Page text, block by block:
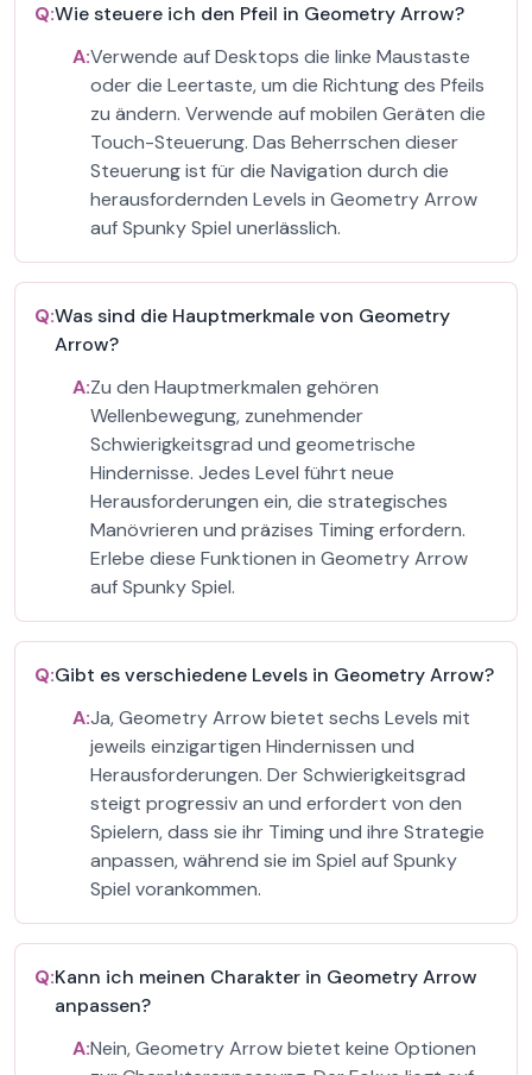
Q:Wie steuere ich den Pfeil in Geometry Arrow?
A:Verwende auf Desktops die linke Maustaste
oder die Leertaste, um die Richtung des Pfeils
zu ändern. Verwende auf mobilen Geräten die
Touch-Steuerung. Das Beherrschen dieser
Steuerung ist für die Navigation durch die
herausfordernden Levels in Geometry Arrow
auf Spunky Spiel unerlässlich.
Q:Was sind die Hauptmerkmale von Geometry
Arrow?
A:Zu den Hauptmerkmalen gehören
Wellenbewegung, zunehmender
Schwierigkeitsgrad und geometrische
Hindernisse. Jedes Level führt neue
Herausforderungen ein, die strategisches
Manövrieren und präzises Timing erfordern.
Erlebe diese Funktionen in Geometry Arrow
auf Spunky Spiel.
Q:Gibt es verschiedene Levels in Geometry Arrow?
A:Ja, Geometry Arrow bietet sechs Levels mit
jeweils einzigartigen Hindernissen und
Herausforderungen. Der Schwierigkeitsgrad
steigt progressiv an und erfordert von den
Spielern, dass sie ihr Timing und ihre Strategie
anpassen, während sie im Spiel auf Spunky
Spiel vorankommen.
Q:Kann ich meinen Charakter in Geometry Arrow
anpassen?
A:Nein, Geometry Arrow bietet keine Optionen